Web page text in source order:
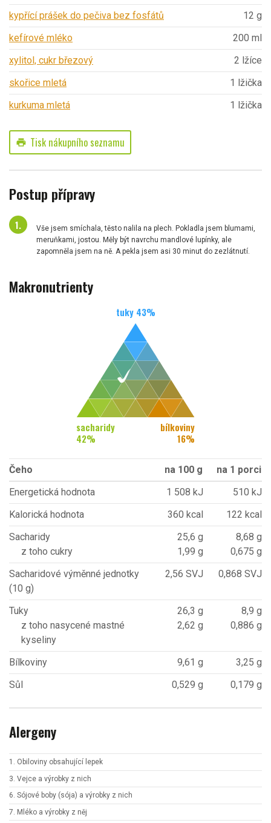
kypřící prášek do pečiva bez fosfátů
12 g
kefírové mléko
200 ml
xylitol, cukr březový
2 lžíce
skořice mletá
1 lžička
kurkuma mletá
1 lžička
print Tisk nákupního seznamu
Postup přípravy
Vše jsem smíchala, těsto nalila na plech. Pokladla jsem blumami,
meruňkami, jostou. Měly být navrchu mandlové lupínky, ale
zapomněla jsem na ně. A pekla jsem asi 30 minut do zezlátnutí.
Makronutrienty
tuky 43%
sacharidy
42%
bílkoviny
16%
Čeho na 100 g
na 1 porci
Energetická hodnota
1 508 kJ
510 kJ
Kalorická hodnota
360 kcal
122 kcal
Sacharidy
z toho cukry
25,6 g
1,99 g
8,68 g
0,675 g
Sacharidové výměnné jednotky
(10 g)
2,56 SVJ 0,868 SVJ
Tuky
z toho nasycené mastné
kyseliny
26,3 g
2,62 g
8,9 g
0,886 g
Bílkoviny 9,61 g
3,25 g
Sůl
0,529 g 0,179 g
Alergeny
1. Obiloviny obsahující lepek
3. Vejce a výrobky z nich
6. Sójové boby (sója) a výrobky z nich
7. Mléko a výrobky z něj